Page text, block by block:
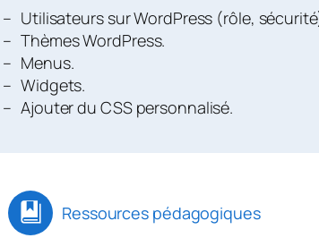
Utilisateurs sur WordPress (rôle,
Thèmes WordPress.
Menus.
Widgets.
Ajouter du CSS personnalisé.
Ressources pédagogiques